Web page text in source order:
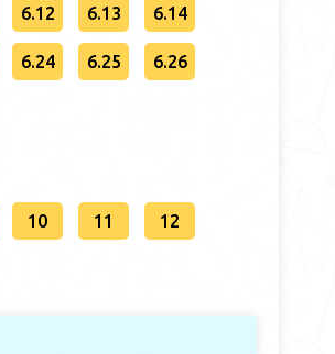
6.12 6.13 6.14
6.24 6.25 6.26
10 11 12